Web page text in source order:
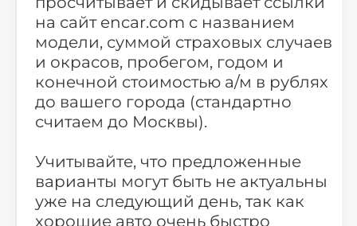
на сайт encar.com с названием
модели, суммой страховых случаев
и окрасов, пробегом, годом и
конечной стоимостью а/м в рублях
до вашего города (стандартно
считаем до Москвы).
Учитывайте, что предложенные
варианты могут быть не актуальны
уже на следующий день, так как
хорошие авто очень быстро